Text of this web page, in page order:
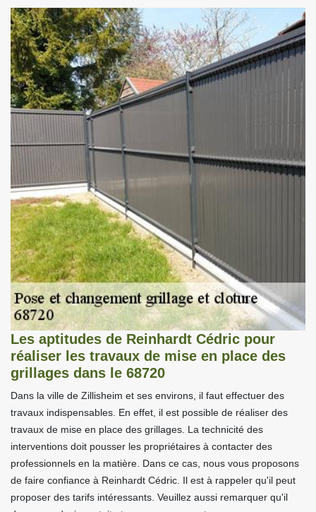
Les aptitudes de Reinhardt Cédric pour
réaliser les travaux de mise en place des
grillages dans le 68720
Dans la ville de Zillisheim et ses environs, il faut effectuer des
travaux indispensables. En effet, il est possible de réaliser des
travaux de mise en place des grillages. La technicité des
interventions doit pousser les propriétaires à contacter des
professionnels en la matière. Dans ce cas, nous vous proposons
de faire confiance à Reinhardt Cédric. Il est à rappeler qu'il peut
proposer des tarifs intéressants. Veuillez aussi remarquer qu'il